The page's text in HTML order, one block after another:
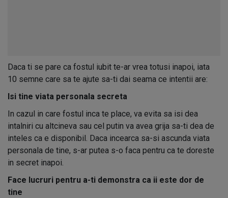
Daca ti se pare ca fostul iubit te-ar vrea totusi inapoi, iata
10 semne care sa te ajute sa-ti dai seama ce intentii are:
Isi tine viata personala secreta
In cazul in care fostul inca te place, va evita sa isi dea
intalniri cu altcineva sau cel putin va avea grija sa-ti dea de
inteles ca e disponibil. Daca incearca sa-si ascunda viata
personala de tine, s-ar putea s-o faca pentru ca te doreste
in secret inapoi.
Face lucruri pentru a-ti demonstra ca ii este dor de
tine